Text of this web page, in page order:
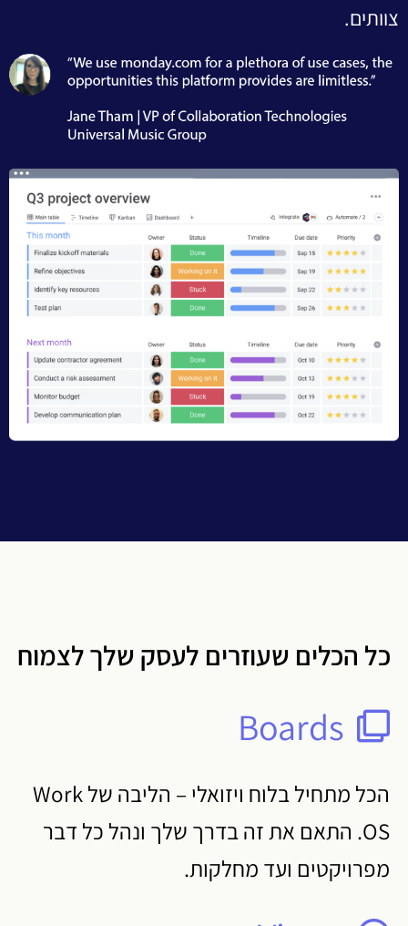
צוותים.
כל הכלים שעוזרים לעסק שלך לצמוח
Boards
הכל מתחיל בלוח ויזואלי – הליבה של Work
OS. התאם את זה בדרך שלך ונהל כל דבר
מפרויקטים ועד מחלקות.